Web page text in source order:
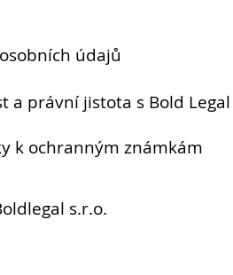
údajů
a právní jistota s Bold Legal
k ochranným známkám
s.r.o.